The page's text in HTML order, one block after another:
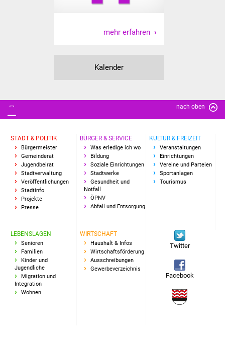
Familientreff
Migration und Integration
Ukraine-Hilfe
Wohnen
Wirtschaft
Wirtschaftsförderung
mehr erfahren
Kalender
nach oben
STADT & POLITIK
Bürgermeister
Gemeinderat
Jugendbeirat
Stadtverwaltung
Veröffentlichungen
Stadtinfo
Projekte
Presse
BÜRGER & SERVICE
Was erledige ich wo
Bildung
Soziale Einrichtungen
Stadtwerke
Gesundheit und
Notfall
ÖPNV
Abfall und Entsorgung
KULTUR & FREIZEIT
Veranstaltungen
Einrichtungen
Vereine und Parteien
Sportanlagen
Tourismus
LEBENSLAGEN
Senioren
Familien
Kinder und
Jugendliche
Migration und
Integration
Wohnen
WIRTSCHAFT
Haushalt & Infos
Wirtschaftsförderung
Ausschreibungen
Gewerbeverzeichnis
Twitter
Facebook